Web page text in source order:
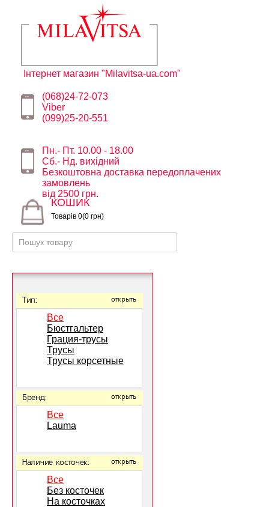
Інтернет магазин "Milavitsa-ua.com"
(068)24-72-073
Viber
(099)25-20-551
Пн.- Пт. 10.00 - 18.00
Сб.- Нд. вихідний
Безкоштовна доставка передоплачених
замовлень
від 2500 грн.
КОШИК
Товарів 0(0 грн)
Тип: открыть
Все
Бюстгальтер
Грация-трусы
Трусы
Трусы корсетные
Бренд: открыть
Все
Lauma
Наличие косточек: открыть
Все
Без косточек
На косточках